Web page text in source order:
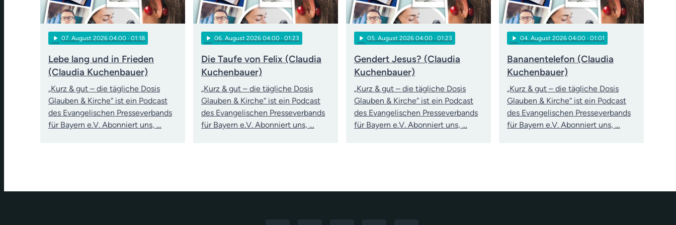
play_arrow 07 . August 2026 04:00 · 01:18
Lebe lang und in Frieden
(Claudia Kuchenbauer)
„Kurz & gut – die tägliche Dosis
Glauben & Kirche“ ist ein Podcast
des Evangelischen Presseverbands
für Bayern e.V. Abonniert uns, …
play_arrow 06 . August 2026 04:00 · 01:23
Die Taufe von Felix (Claudia
Kuchenbauer)
„Kurz & gut – die tägliche Dosis
Glauben & Kirche“ ist ein Podcast
des Evangelischen Presseverbands
für Bayern e.V. Abonniert uns, …
play_arrow 05 . August 2026 04:00 · 01:23
Gendert Jesus? (Claudia
Kuchenbauer)
„Kurz & gut – die tägliche Dosis
Glauben & Kirche“ ist ein Podcast
des Evangelischen Presseverbands
für Bayern e.V. Abonniert uns, …
play_arrow 04 . August 2026 04:00 · 01:01
Bananentelefon (Claudia
Kuchenbauer)
„Kurz & gut – die tägliche Dosis
Glauben & Kirche“ ist ein Podcast
des Evangelischen Presseverbands
für Bayern e.V. Abonniert uns, …